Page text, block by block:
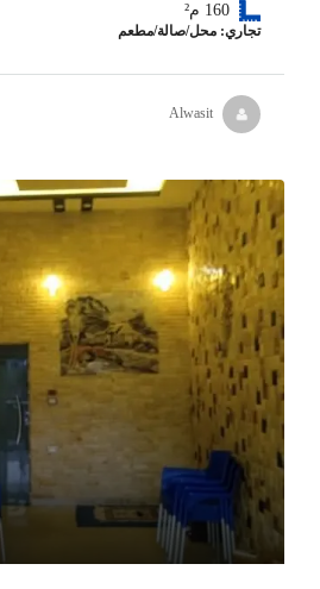
160 م²
تجاري: محل/صالة/مطعم
Alwasit